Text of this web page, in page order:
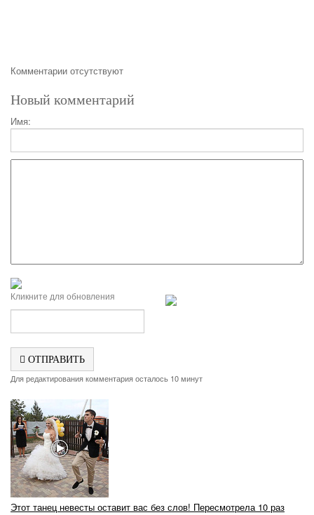
Комментарии отсутствуют
Новый комментарий
Имя:
Кликните для обновления
ОТПРАВИТЬ
Для редактирования комментария осталось 10 минут
Этот танец невесты оставит вас без слов! Пересмотрела 10 раз